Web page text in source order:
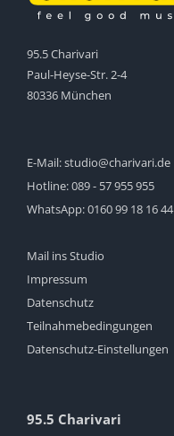
95.5 Charivari
Paul-Heyse-Str. 2-4
80336 München
E-Mail:studio@charivari.de
Hotline:089 - 57 955 955
WhatsApp:0160 99 18 16 44
Mail ins Studio
Impressum
Datenschutz
Teilnahmebedingungen
Datenschutz-Einstellungen
95.5 Charivari